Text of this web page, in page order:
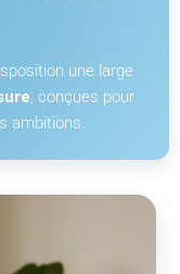
une large
, conçues pour
ambitions.